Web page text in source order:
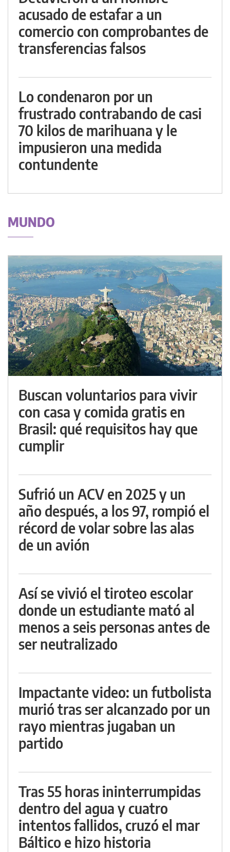
acusado de estafar a un
comercio con comprobantes de
transferencias falsos
Lo condenaron por un
frustrado contrabando de casi
70 kilos de marihuana y le
impusieron una medida
contundente
MUNDO
Buscan voluntarios para vivir
con casa y comida gratis en
Brasil: qué requisitos hay que
cumplir
Sufrió un ACV en 2025 y un
año después, a los 97, rompió el
récord de volar sobre las alas
de un avión
Así se vivió el tiroteo escolar
donde un estudiante mató al
menos a seis personas antes de
ser neutralizado
Impactante video: un futbolista
murió tras ser alcanzado por un
rayo mientras jugaban un
partido
Tras 55 horas ininterrumpidas
dentro del agua y cuatro
intentos fallidos, cruzó el mar
Báltico e hizo historia